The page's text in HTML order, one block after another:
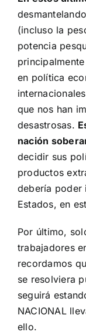
(incluso la
potencia
en política
que nos han
desastrosas.
nación
decidir sus
productos
debería poder
Estados, en
Por último,
trabajadores
recordamos
se resolviera
seguirá
NACIONAL
ello.